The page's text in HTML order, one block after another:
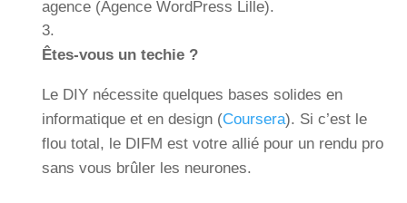
agence (Agence WordPress Lille).
Êtes-vous un techie ?
Le DIY nécessite quelques bases solides en
informatique et en design (Coursera). Si c’est le
flou total, le DIFM est votre allié pour un rendu pro
sans vous brûler les neurones.